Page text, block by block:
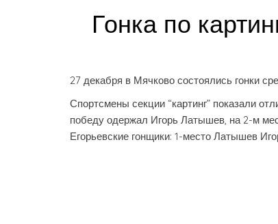
Гонка по
27 декабря в Мячково состоялись гонки
Спортсмены секции “картинг” показали
победу одержал Игорь Латышев, на 2-м
Егорьевские гонщики: 1-место Латышев